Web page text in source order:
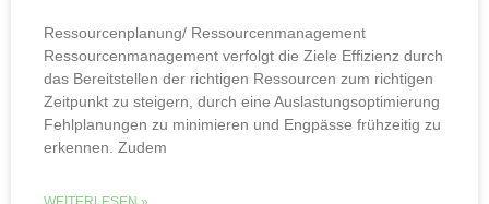
Ressourcenplanung/ Ressourcenmanagement
Ressourcenmanagement verfolgt die Ziele Effizienz durch
das Bereitstellen der richtigen Ressourcen zum richtigen
Zeitpunkt zu steigern, durch eine Auslastungsoptimierung
Fehlplanungen zu minimieren und Engpässe frühzeitig zu
erkennen. Zudem